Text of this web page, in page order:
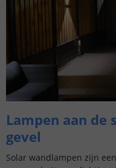
Lampen aan de
gevel
Solar wandlampen zijn